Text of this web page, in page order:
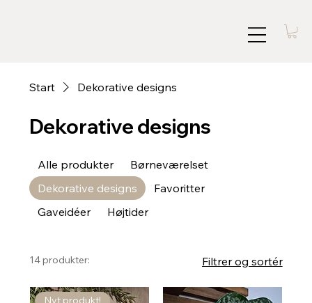
Start Dekorative designs
Dekorative designs
Alle produkter
Børneværelset
Dekorative designs
Favoritter
Gaveidéer
Højtider
14 produkter: Filtrer og sortér
Nyt produkt!